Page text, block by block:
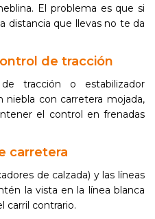
El problema es que si
distancia que llevas no te da
de tracción
tracción o estabilizador
niebla con carretera mojada,
el control en frenadas
carretera
de calzada) y las líneas
la vista en la línea blanca
carril contrario.